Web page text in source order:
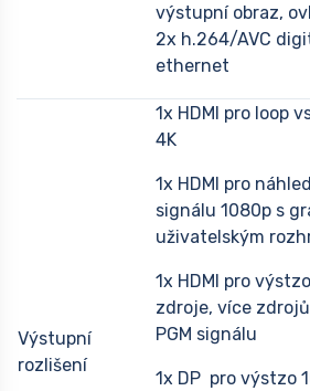
výstupní obraz,
2x h.264/AVC
ethernet
Výstupní
rozlišení
1x HDMI pro loop
4K
1x HDMI pro
signálu 1080p s
uživatelským
1x HDMI pro
zdroje, více
PGM signálu
1x DP pro výstzo